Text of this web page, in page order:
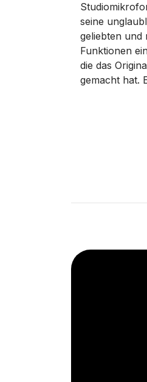
seine
geliebten und
Funktionen
die das
gemacht hat.